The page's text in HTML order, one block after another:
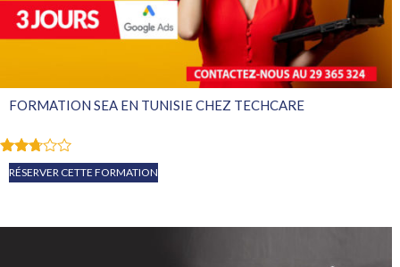
FORMATION SEA EN TUNISIE CHEZ TECHCARE
Note
2.65
RÉSERVER CETTE FORMATION